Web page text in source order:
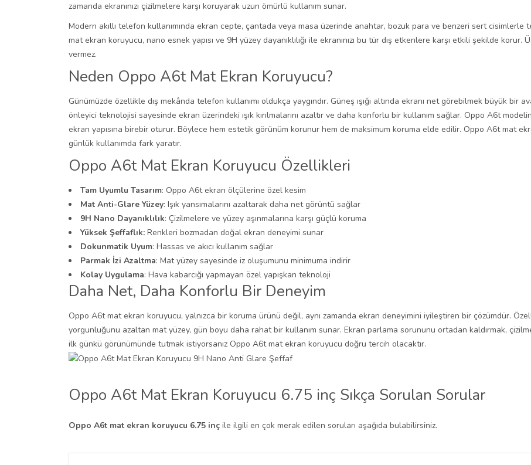
zamanda ekranınızı çizilmelere karşı koruyarak uzun ömürlü kullanım sunar.
Modern akıllı telefon kullanımında ekran cepte, çantada veya masa üzerinde anahtar, bozuk para ve benzeri sert
mat ekran koruyucu, nano esnek yapısı ve 9H yüzey dayanıklılığı ile ekranınızı bu tür dış etkenlere karşı etkili şekilde
vermez.
Neden Oppo A6t Mat Ekran Koruyucu?
Günümüzde özellikle dış mekânda telefon kullanımı oldukça yaygındır. Güneş ışığı altında ekranı net görebilmek büyük bir
önleyici teknolojisi sayesinde ekran üzerindeki ışık kırılmalarını azaltır ve daha konforlu bir kullanım sağlar. Oppo A6t
ekran yapısına birebir oturur. Böylece hem estetik görünüm korunur hem de maksimum koruma elde edilir. Oppo A6t mat
günlük kullanımda fark yaratır.
Oppo A6t Mat Ekran Koruyucu Özellikleri
Tam Uyumlu Tasarım: Oppo A6t ekran ölçülerine özel kesim
Mat Anti-Glare Yüzey: Işık yansımalarını azaltarak daha net görüntü sağlar
9H Nano Dayanıklılık: Çizilmelere ve yüzey aşınmalarına karşı güçlü koruma
Yüksek Şeffaflık: Renkleri bozmadan doğal ekran deneyimi sunar
Dokunmatik Uyum: Hassas ve akıcı kullanım sağlar
Parmak İzi Azaltma: Mat yüzey sayesinde iz oluşumunu minimuma indirir
Kolay Uygulama: Hava kabarcığı yapmayan özel yapışkan teknoloji
Daha Net, Daha Konforlu Bir Deneyim
Oppo A6t mat ekran koruyucu, yalnızca bir koruma ürünü değil, aynı zamanda ekran deneyimini iyileştiren bir çözümdür.
yorgunluğunu azaltan mat yüzey, gün boyu daha rahat bir kullanım sunar. Ekran parlama sorununu ortadan kaldırmak,
ilk günkü görünümünde tutmak istiyorsanız Oppo A6t mat ekran koruyucu doğru tercih olacaktır.
Oppo A6t Mat Ekran Koruyucu 6.75 inç Sıkça Sorulan Sorular
Oppo A6t mat ekran koruyucu 6.75 inç ile ilgili en çok merak edilen soruları aşağıda bulabilirsiniz.